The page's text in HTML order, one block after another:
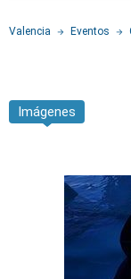
Valencia Eventos
Imágenes